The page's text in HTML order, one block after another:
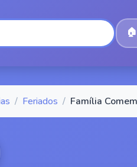
🏠
/ Feriados / Família